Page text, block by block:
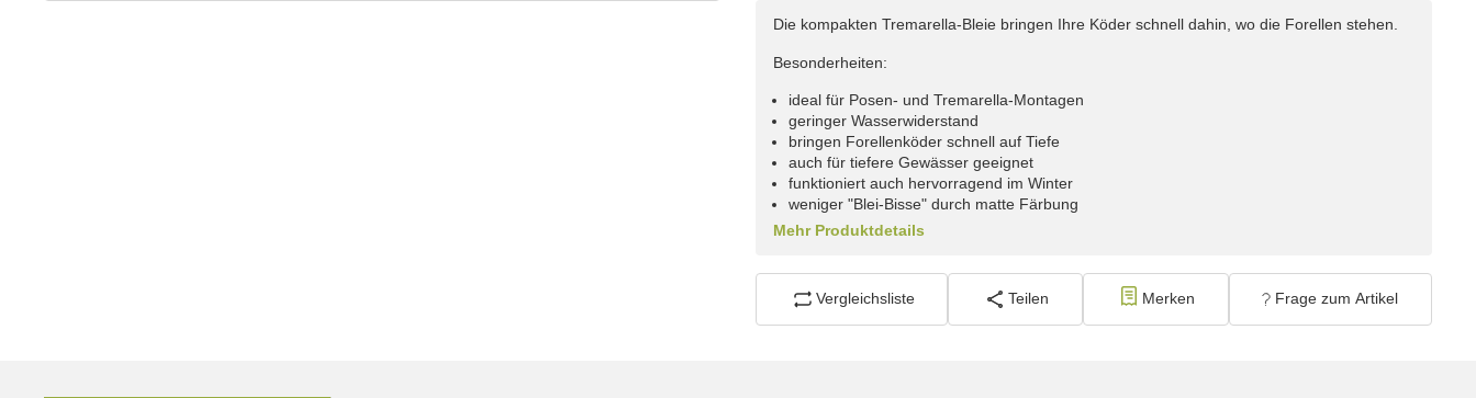
Die kompakten Tremarella-Bleie bringen Ihre Köder schnell dahin, wo die Forellen stehen.
Besonderheiten:
ideal für Posen- und Tremarella-Montagen
geringer Wasserwiderstand
bringen Forellenköder schnell auf Tiefe
auch für tiefere Gewässer geeignet
funktioniert auch hervorragend im Winter
weniger "Blei-Bisse" durch matte Färbung
Mehr Produktdetails
Vergleichsliste Teilen Merken Frage zum Artikel